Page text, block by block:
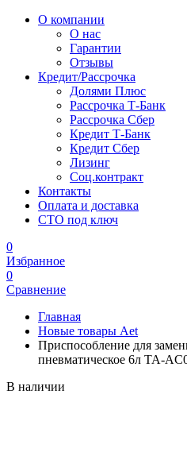
О компании
О нас
Гарантии
Отзывы
Кредит/Рассрочка
Долями Плюс
Рассрочка Т-Банк
Рассрочка Сбер
Кредит Т-Банк
Кредит Сбер
Лизинг
Соц.контракт
Контакты
Оплата и доставка
СТО под ключ
0
Избранное
0
Сравнение
Главная
Новые товары Aet
Приспособление для
пневматическое 6л TA-
В наличии